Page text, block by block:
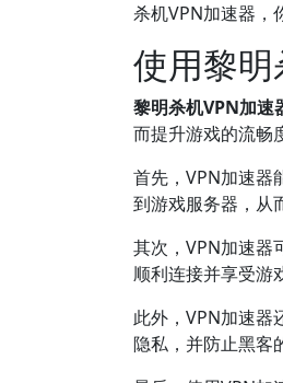
杀机VPN加速器，
使用黎明
黎明杀机VPN加速
而提升游戏的流畅
首先，VPN加速器
到游戏服务器，从
其次，VPN加速器
顺利连接并享受游
此外，VPN加速器
隐私，并防止黑客